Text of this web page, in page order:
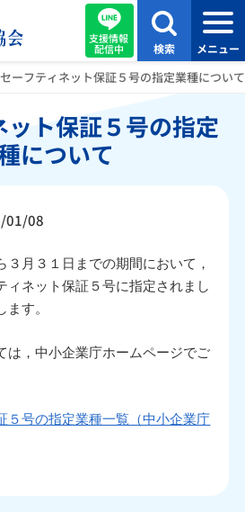
支援情報
配信中 検索 メニュー
セーフティネット保証５号の指定業種について
ト保証５号の指定
について
01/08
３月３１日までの期間において，
ィネット保証５号に指定されまし
す。
は，中小企業庁ホームページでご
５号の指定業種一覧（中小企業庁